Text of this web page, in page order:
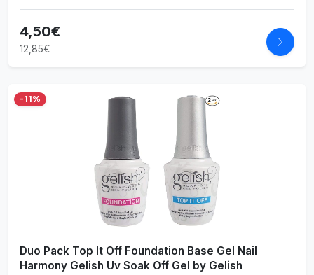
4,50€
12,85€
-11%
Duo Pack Top It Off Foundation Base Gel Nail
Harmony Gelish Uv Soak Off Gel by Gelish